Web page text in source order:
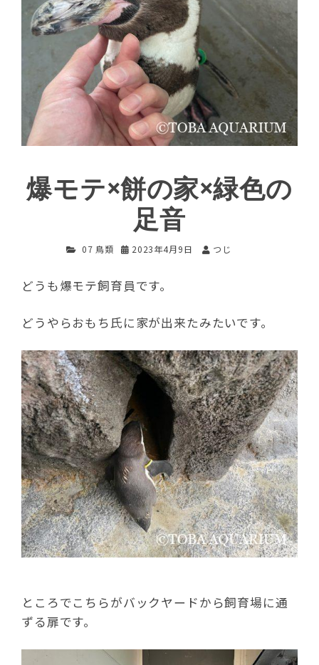
爆モテ×餅の家×緑色の
足音
07 鳥類 2023年4月9日 つじ
どうも爆モテ飼育員です。
どうやらおもち氏に家が出来たみたいです。
ところでこちらがバックヤードから飼育場に通
ずる扉です。